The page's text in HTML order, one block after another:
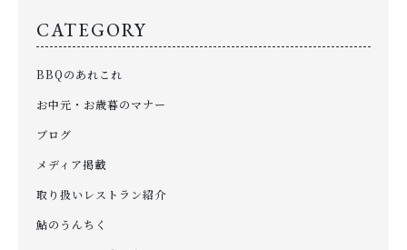
CATEGORY
BBQのあれこれ
お中元・お歳暮のマナー
ブログ
メディア掲載
取り扱いレストラン紹介
鮎のうんちく